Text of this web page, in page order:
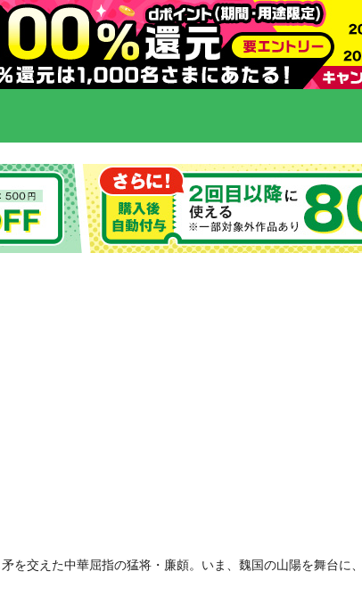
を交えた中華屈指の猛将・廉頗。いま、魏国の山陽を舞台に